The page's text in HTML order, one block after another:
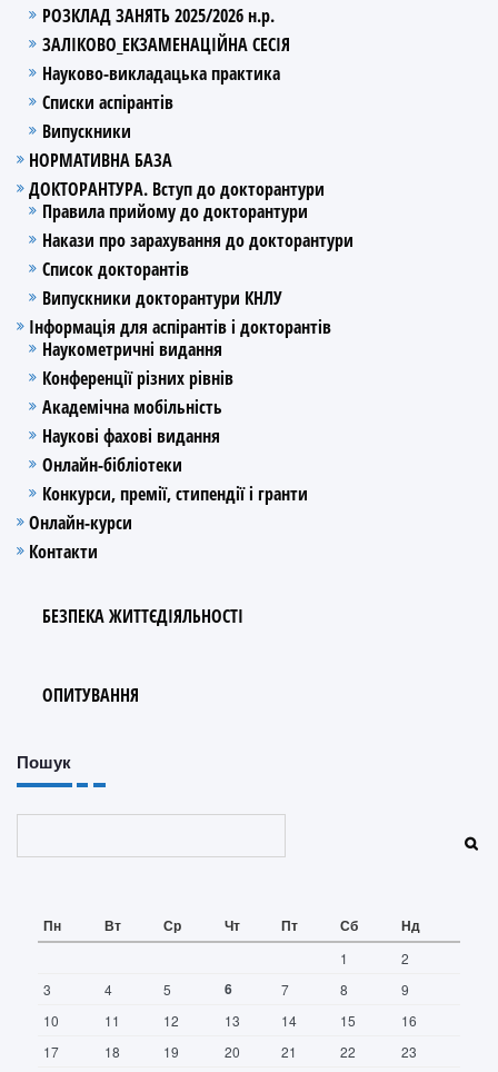
РОЗКЛАД ЗАНЯТЬ 2025/2026 н.р.
ЗАЛІКОВО_ЕКЗАМЕНАЦІЙНА СЕСІЯ
Науково-викладацька практика
Списки аспірантів
Випускники
НОРМАТИВНА БАЗА
ДОКТОРАНТУРА. Вступ до докторантури
Правила прийому до докторантури
Накази про зарахування до докторантури
Список докторантів
Випускники докторантури КНЛУ
Інформація для аспірантів і докторантів
Наукометричні видання
Конференції різних рівнів
Академічна мобільність
Наукові фахові видання
Онлайн-бібліотеки
Конкурси, премії, стипендії і гранти
Онлайн-курси
Контакти
БЕЗПЕКА ЖИТТЄДІЯЛЬНОСТІ
ОПИТУВАННЯ
Пошук
Пн Вт Ср Чт Пт Сб Нд
1
2
3
4 5 6 7 8
9
10
11 12 13 14 15
16
17
18 19 20 21 22
23